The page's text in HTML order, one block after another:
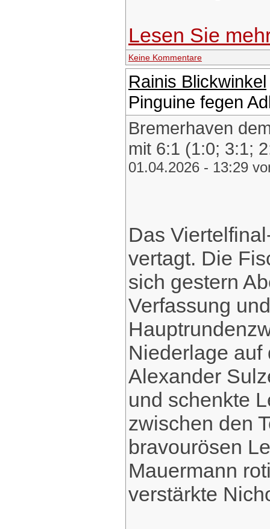
Lesen Sie
Keine Kommentare
Rainis Blickwinkel
Pinguine fegen
Bremerhaven
mit 6:1 (1:0; 3:1;
01.04.2026 - 13:29
Das
vertagt. Die
sich gestern
Verfassung
Niederlage
Alexander
und schenkte
zwischen den
bravourösen
Mauermann
verstärkte